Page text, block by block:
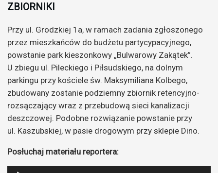
ZBIORNIKI
Przy ul. Grodzkiej 1a, w ramach zadania zgłoszonego
przez mieszkańców do budżetu partycypacyjnego,
powstanie park kieszonkowy „Bulwarowy Zakątek”.
U zbiegu ul. Pileckiego i Piłsudskiego, na dolnym
parkingu przy kościele św. Maksymiliana Kolbego,
zbudowany zostanie podziemny zbiornik retencyjno-
rozsączający wraz z przebudową sieci kanalizacji
deszczowej. Podobne rozwiązanie powstanie przy
ul. Kaszubskiej, w pasie drogowym przy sklepie Dino.
Posłuchaj materiału reportera: